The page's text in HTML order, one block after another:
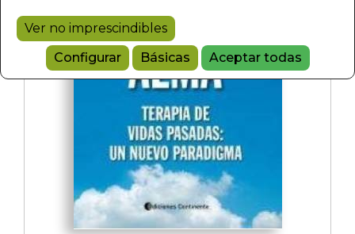
Ver no imprescindibles
Configurar
Básicas Aceptar todas